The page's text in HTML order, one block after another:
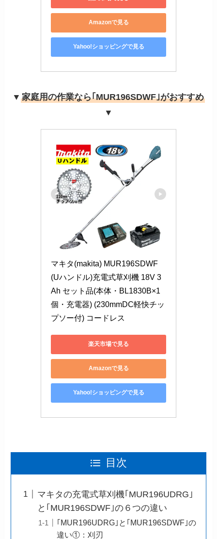
Amazonで見る
Yahoo!ショッピングで見る
▼ 家庭用の作業なら｢MUR196SDWF｣がおすすめ
▼
マキタ(makita) MUR196SDWF
(Uハンドル)充電式草刈機 18V 3
Ah セット品(本体・BL1830B×1
個・充電器) (230mmDC軽快チッ
プソー付) コードレス
楽天市場で見る
Amazonで見る
Yahoo!ショッピングで見る
目次
マキタの充電式草刈機｢MUR196UDRG｣
と｢MUR196SDWF｣の６つの違い
｢MUR196UDRG｣と｢MUR196SDWF｣の
違い①：刈刃